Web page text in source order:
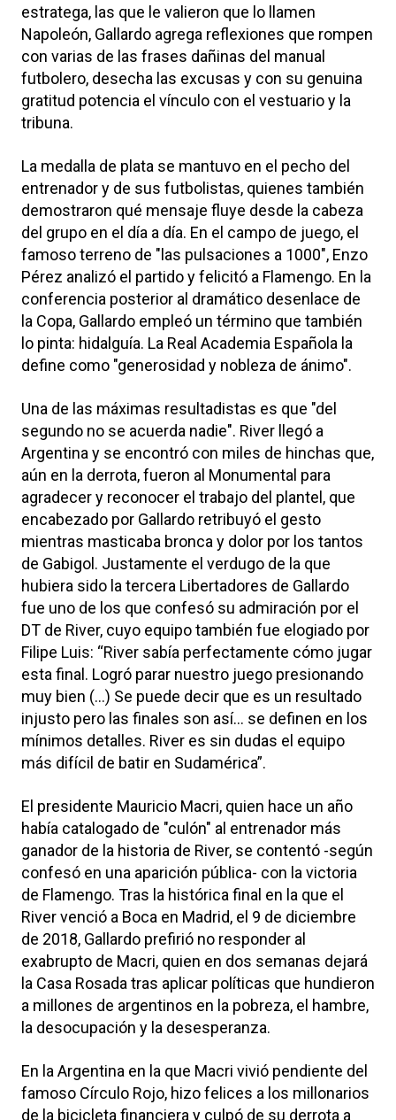
estratega, las que le valieron que lo llamen
Napoleón, Gallardo agrega reflexiones que rompen
con varias de las frases dañinas del manual
futbolero, desecha las excusas y con su genuina
gratitud potencia el vínculo con el vestuario y la
tribuna.
La medalla de plata se mantuvo en el pecho del
entrenador y de sus futbolistas, quienes también
demostraron qué mensaje fluye desde la cabeza
del grupo en el día a día. En el campo de juego, el
famoso terreno de "las pulsaciones a 1000", Enzo
Pérez analizó el partido y felicitó a Flamengo. En la
conferencia posterior al dramático desenlace de
la Copa, Gallardo empleó un término que también
lo pinta: hidalguía. La Real Academia Española la
define como "generosidad y nobleza de ánimo".
Una de las máximas resultadistas es que "del
segundo no se acuerda nadie". River llegó a
Argentina y se encontró con miles de hinchas que,
aún en la derrota, fueron al Monumental para
agradecer y reconocer el trabajo del plantel, que
encabezado por Gallardo retribuyó el gesto
mientras masticaba bronca y dolor por los tantos
de Gabigol. Justamente el verdugo de la que
hubiera sido la tercera Libertadores de Gallardo
fue uno de los que confesó su admiración por el
DT de River, cuyo equipo también fue elogiado por
Filipe Luis: “River sabía perfectamente cómo jugar
esta final. Logró parar nuestro juego presionando
muy bien (...) Se puede decir que es un resultado
injusto pero las finales son así... se definen en los
mínimos detalles. River es sin dudas el equipo
más difícil de batir en Sudamérica”.
El presidente Mauricio Macri, quien hace un año
había catalogado de "culón" al entrenador más
ganador de la historia de River, se contentó -según
confesó en una aparición pública- con la victoria
de Flamengo. Tras la histórica final en la que el
River venció a Boca en Madrid, el 9 de diciembre
de 2018, Gallardo prefirió no responder al
exabrupto de Macri, quien en dos semanas dejará
la Casa Rosada tras aplicar políticas que hundieron
a millones de argentinos en la pobreza, el hambre,
la desocupación y la desesperanza.
En la Argentina en la que Macri vivió pendiente del
famoso Círculo Rojo, hizo felices a los millonarios
de la bicicleta financiera y culpó de su derrota a